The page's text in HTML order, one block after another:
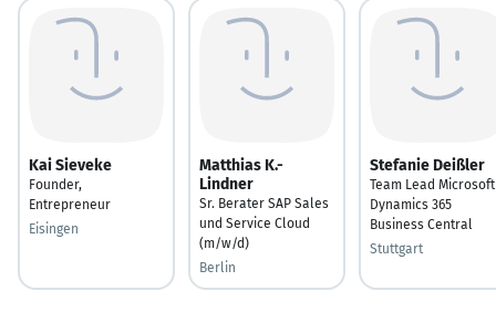
Kai Sieveke
Founder,
Entrepreneur
Eisingen
Matthias K.-
Lindner
Sr. Berater SAP Sales
und Service Cloud
(m/w/d)
Berlin
Stefanie Deißler
Team Lead Microsoft
Dynamics 365
Business Central
Stuttgart